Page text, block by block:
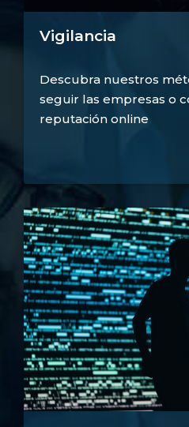
Vigilancia
Descubra nuestros
seguir las empresas o
reputación online